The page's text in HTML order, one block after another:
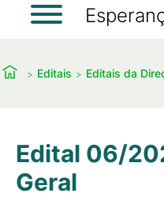
Editais Editais da
Edital 06/
Geral